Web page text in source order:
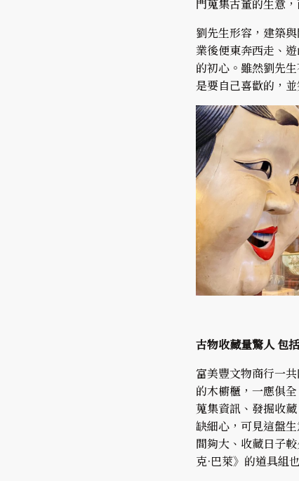
門蒐集古董的生意
劉先生形容，建築
業後便東奔西走、
的初心。雖然劉先
是要自己喜歡的，
古物收藏量驚人 包
富美豐文物商行一
的木櫥櫃，一應俱
蒐集資訊、發掘收
缺細心，可見這盤
間夠大、收藏日子
克·巴萊》的道具組